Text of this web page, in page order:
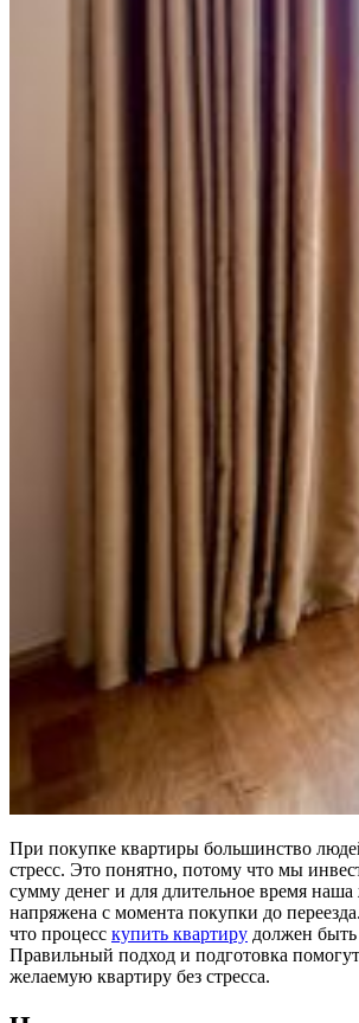
При покупке квартиры большинство
стресс. Это понятно, потому что мы
сумму денег и для длительное время наша
напряжена с момента покупки до
что процесс купить квартиру должен быть
Правильный подход и подготовка
желаемую квартиру без стресса.